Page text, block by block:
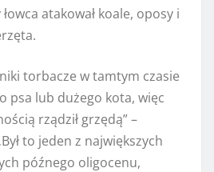
atakował koale, oposy i
torbacze w tamtym czasie
psa lub dużego kota, więc
rządził grzędą” –
to jeden z największych
późnego oligocenu,